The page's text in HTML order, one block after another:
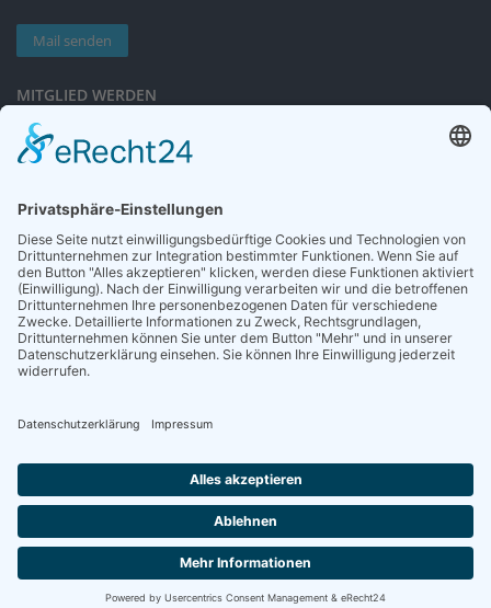
Mail senden
MITGLIED WERDEN
Sieben gute Gründe
für Ihre Mitgliedschaft
NEWSLETTER
Neuigkeiten rund um die Geriatrie und die DGG – regelmäßig in Ihrem
Postfach.
Die Zeitschrift für Gerontologie und Geriatrie informiert über Neues aus
unserem Fach.